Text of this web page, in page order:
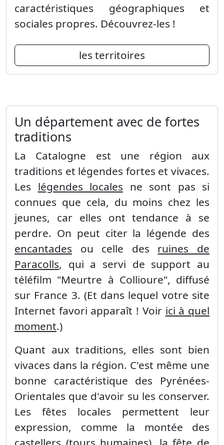
caractéristiques géographiques et
sociales propres. Découvrez-les !
les territoires
Un département avec de fortes
traditions
La Catalogne est une région aux
traditions et légendes fortes et vivaces.
Les légendes locales ne sont pas si
connues que cela, du moins chez les
jeunes, car elles ont tendance à se
perdre. On peut citer la légende des
encantades ou celle des ruines de
Paracolls, qui a servi de support au
téléfilm "Meurtre à Collioure", diffusé
sur France 3. (Et dans lequel votre site
Internet favori apparaît ! Voir ici à quel
moment.)
Quant aux traditions, elles sont bien
vivaces dans la région. C'est même une
bonne caractéristique des Pyrénées-
Orientales que d'avoir su les conserver.
Les fêtes locales permettent leur
expression, comme la montée des